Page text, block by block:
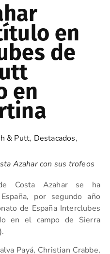
en
de
en
& Putt, Destacados,
Azahar con sus trofeos
Costa Azahar se ha
por segundo año
de España Interclubes
en el campo de Sierra
Payá, Christian Crabbe,